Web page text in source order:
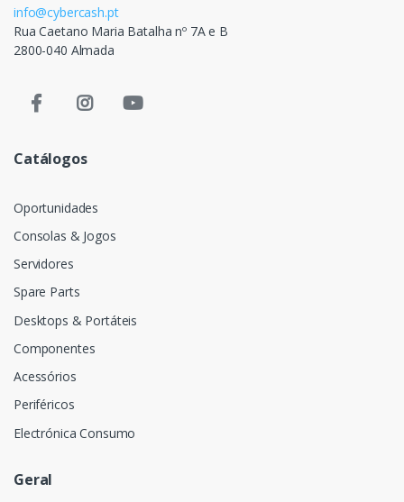
info@cybercash.pt
Rua Caetano Maria Batalha nº 7A e B
2800-040 Almada
Catálogos
Oportunidades
Consolas & Jogos
Servidores
Spare Parts
Desktops & Portáteis
Componentes
Acessórios
Periféricos
Electrónica Consumo
Geral